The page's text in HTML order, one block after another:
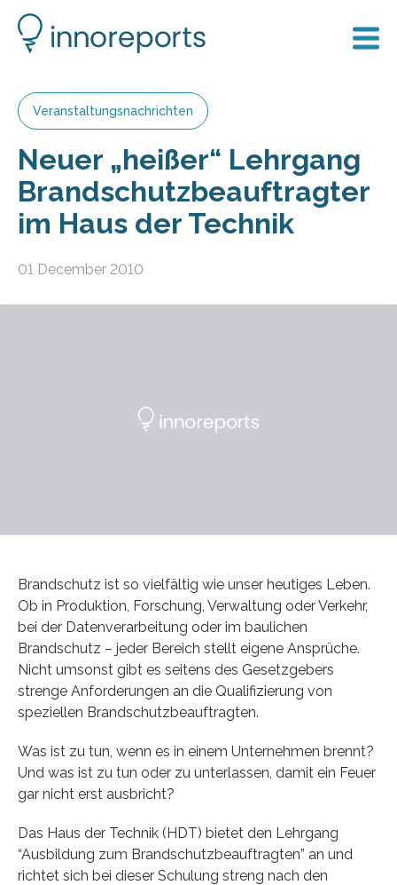
Veranstaltungsnachrichten
Neuer „heißer“ Lehrgang
Brandschutzbeauftragter
im Haus der Technik
01 December 2010
Brandschutz ist so vielfältig wie unser heutiges Leben.
Ob in Produktion, Forschung, Verwaltung oder Verkehr,
bei der Datenverarbeitung oder im baulichen
Brandschutz – jeder Bereich stellt eigene Ansprüche.
Nicht umsonst gibt es seitens des Gesetzgebers
strenge Anforderungen an die Qualifizierung von
speziellen Brandschutzbeauftragten.
Was ist zu tun, wenn es in einem Unternehmen brennt?
Und was ist zu tun oder zu unterlassen, damit ein Feuer
gar nicht erst ausbricht?
Das Haus der Technik (HDT) bietet den Lehrgang
“Ausbildung zum Brandschutzbeauftragten” an und
richtet sich bei dieser Schulung streng nach den